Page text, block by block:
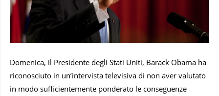
Domenica, il Presidente degli Stati Uniti, Barack Obama ha
riconosciuto in un’intervista televisiva di non aver valutato
in modo sufficientemente ponderato le conseguenze